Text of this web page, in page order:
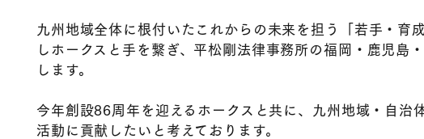
九州地域全体に根付いたこれからの未来を担う「若手・育
しホークスと手を繋ぎ、平松剛法律事務所の福岡・鹿児島
します。
今年創設86周年を迎えるホークスと共に、九州地域・自治
活動に貢献したいと考えております。